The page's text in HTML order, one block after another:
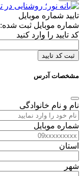
تایید شماره موبایل
شماره موبایل ثبت شده:
کد تایید را وارد کنید
ثبت کد تایید
مشخصات آدرس
نام و نام خانوادگی
شماره موبایل
استان
شهر